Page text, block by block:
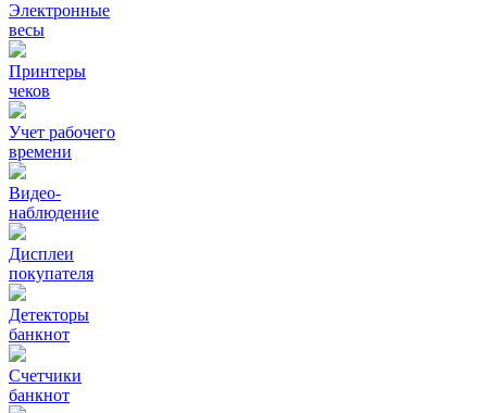
Электронные
весы
Принтеры
чеков
Учет рабочего
времени
Видео‑
наблюдение
Дисплеи
покупателя
Детекторы
банкнот
Счетчики
банкнот